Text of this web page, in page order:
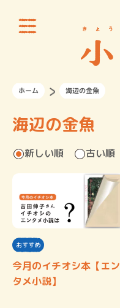
ホーム 海辺の金魚
海辺の金魚
新しい順 古い順
おすすめ
今月のイチオシ本【エン
タメ小説】